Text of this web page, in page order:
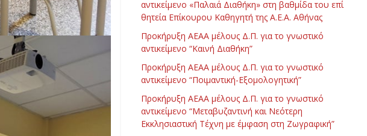
αντικείμενο «Παλαιά Διαθήκη» στη βαθμίδα του επί
θητεία Επίκουρου Καθηγητή της Α.Ε.Α. Αθήνας
Προκήρυξη ΑΕΑΑ μέλους Δ.Π. για το γνωστικό
αντικείμενο “Καινή Διαθήκη”
Προκήρυξη ΑΕΑΑ μέλους Δ.Π. για το γνωστικό
αντικείμενο “Ποιμαντική-Εξομολογητική”
Προκήρυξη ΑΕΑΑ μέλους Δ.Π. για το γνωστικό
αντικείμενο “Μεταβυζαντινή και Νεότερη
Εκκλησιαστική Τέχνη με έμφαση στη Ζωγραφική”